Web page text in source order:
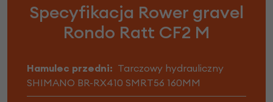
Specyfikacja Rower gravel
Rondo Ratt CF2 M
Hamulec przedni: Tarczowy hydrauliczny
SHIMANO BR-RX410 SMRT56 160MM